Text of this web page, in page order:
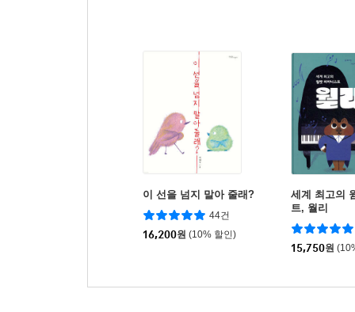
이 선을 넘지 말아 줄래?
44건
16,200원 (10% 할인)
세계 최고의
트, 월리
15,750원